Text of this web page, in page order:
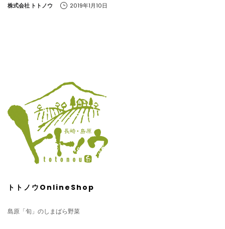
by
株式会社 トトノウ 2019年1月10日
トトノウOnlineShop
島原「旬」のしまばら野菜